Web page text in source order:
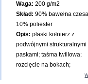
Waga: 200 g/m2
Skład: 90% bawełna
10% poliester
Opis: płaski kołnierz z
podwójnymi strukturalnymi
paskami; taśma twillowa;
rozcięcie na bokach;